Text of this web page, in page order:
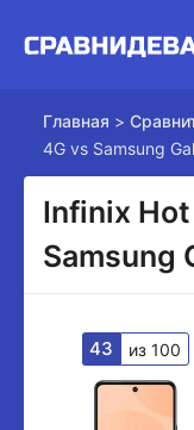
Главная >
4G vs Samsung
Infinix
Samsung
43 из 100